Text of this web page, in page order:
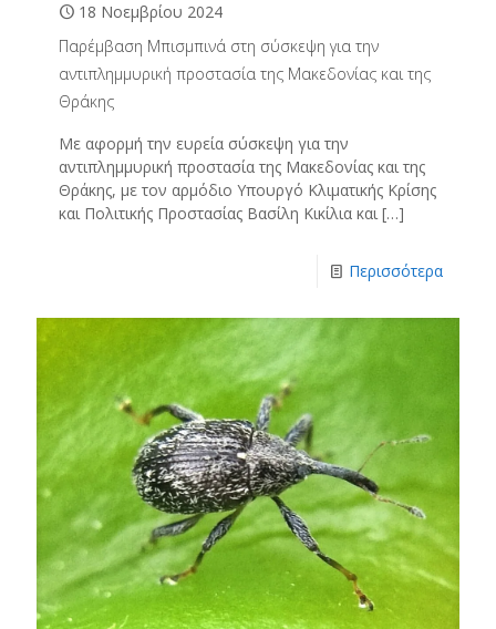
18 Νοεμβρίου 2024
Παρέμβαση Μπισμπινά στη σύσκεψη για την
αντιπλημμυρική προστασία της Μακεδονίας και της
Θράκης
Με αφορμή την ευρεία σύσκεψη για την
αντιπλημμυρική προστασία της Μακεδονίας και της
Θράκης, με τον αρμόδιο Υπουργό Κλιματικής Κρίσης
και Πολιτικής Προστασίας Βασίλη Κικίλια και […]
Περισσότερα